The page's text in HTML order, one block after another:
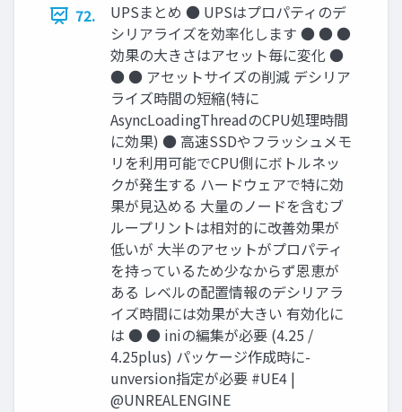
72.
UPSまとめ ● UPSはプロパティのデ
シリアライズを効率化します ● ● ●
効果の大きさはアセット毎に変化 ●
● ● アセットサイズの削減 デシリア
ライズ時間の短縮(特に
AsyncLoadingThreadのCPU処理時間
に効果) ● 高速SSDやフラッシュメモ
リを利用可能でCPU側にボトルネッ
クが発生する ハードウェアで特に効
果が見込める 大量のノードを含むブ
ループリントは相対的に改善効果が
低いが 大半のアセットがプロパティ
を持っているため少なからず恩恵が
ある レベルの配置情報のデシリアラ
イズ時間には効果が大きい 有効化に
は ● ● iniの編集が必要 (4.25 /
4.25plus) パッケージ作成時に-
unversion指定が必要 #UE4 |
@UNREALENGINE